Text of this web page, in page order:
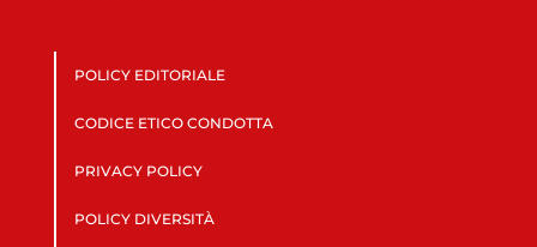
POLICY EDITORIALE
CODICE ETICO CONDOTTA
PRIVACY POLICY
POLICY DIVERSITÀ